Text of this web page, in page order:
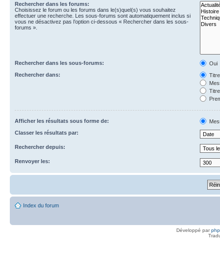
Rechercher dans les forums:
Choisissez le forum ou les forums dans le(s)quel(s) vous souhaitez
effectuer une recherche. Les sous-forums sont automatiquement inclus si
vous ne désactivez pas l’option ci-dessous « Rechercher dans les sous-
forums ».
Rechercher dans les sous-forums:
Oui
Rechercher dans:
Afficher les résultats sous forme de:
Classer les résultats par:
Rechercher depuis:
Renvoyer les:
Index du forum
Développé par